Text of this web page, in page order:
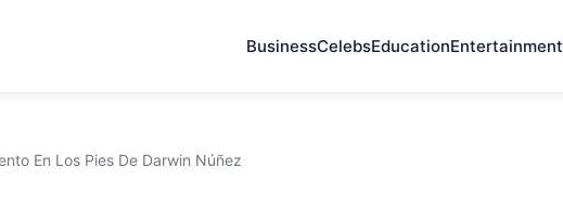
BusinessCelebsEducationEntertainment
En Los Pies De Darwin Núñez